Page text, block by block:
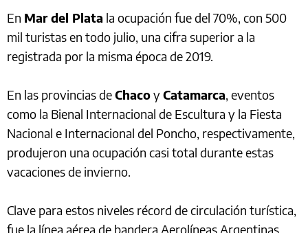
En Mar del Plata la ocupación fue del 70%, con 500
mil turistas en todo julio, una cifra superior a la
registrada por la misma época de 2019.
En las provincias deChacoyCatamarca, eventos
como la Bienal Internacional de Escultura y la Fiesta
Nacional e Internacional del Poncho, respectivamente,
produjeron una ocupación casi total durante estas
vacaciones de invierno.
Clave para estos niveles récord de circulación turística,
fue la línea aérea de bandera Aerolíneas Argentinas,